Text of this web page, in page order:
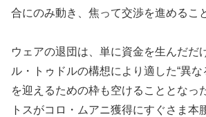
合にのみ動き、焦って交渉を進めるこ
ウェアの退団は、単に資金を生んだだ
ル・トゥドルの構想により適した“異
を迎えるための枠も空けることとなっ
トスがコロ・ムアニ獲得にすぐさま本